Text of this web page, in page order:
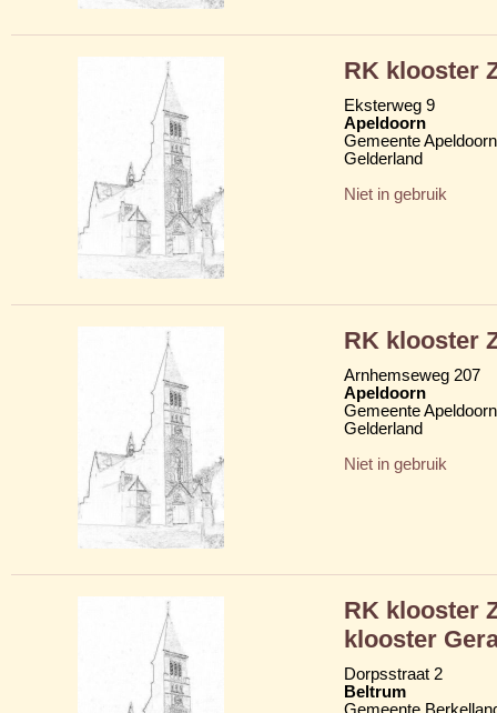
RK klooster
Eksterweg 9
Apeldoorn
Gemeente Apeldoorn
Gelderland
Niet in gebruik
RK klooster
Arnhemseweg 207
Apeldoorn
Gemeente Apeldoorn
Gelderland
Niet in gebruik
RK klooster
klooster
Dorpsstraat 2
Beltrum
Gemeente